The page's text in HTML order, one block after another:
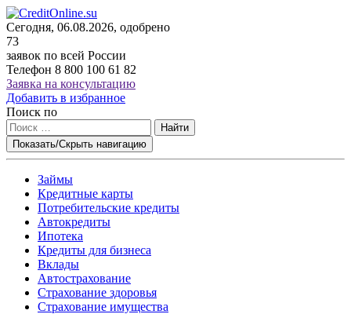
Сегодня, 06.08.2026, одобрено
73
заявок по всей России
Телефон 8 800 100 61 82
Заявка на консультацию
Добавить в избранное
Поиск по
Найти
Показать/Скрыть навигацию
Займы
Кредитные карты
Потребительские кредиты
Автокредиты
Ипотека
Кредиты для бизнеса
Вклады
Автострахование
Страхование здоровья
Страхование имущества